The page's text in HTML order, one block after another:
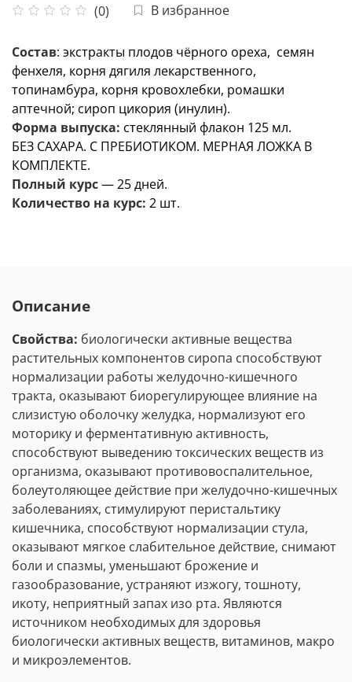
(0) В избранное
Состав: экстракты плодов чёрного ореха, семян
фенхеля, корня дягиля лекарственного,
топинамбура, корня кровохлебки, ромашки
аптечной; сироп цикория (инулин).
Форма выпуска: стеклянный флакон 125 мл.
БЕЗ САХАРА. С ПРЕБИОТИКОМ. МЕРНАЯ ЛОЖКА В
КОМПЛЕКТЕ.
Полный курс— 25 дней.
Количество на курс: 2 шт.
Описание
Свойства: биологически активные вещества
растительных компонентов сиропа способствуют
нормализации работы желудочно-кишечного
тракта, оказывают биорегулирующее влияние на
слизистую оболочку желудка, нормализуют его
моторику и ферментативную активность,
способствуют выведению токсических веществ из
организма, оказывают противовоспалительное,
болеутоляющее действие при желудочно-кишечных
заболеваниях, стимулируют перистальтику
кишечника, способствуют нормализации стула,
оказывают мягкое слабительное действие, снимают
боли и спазмы, уменьшают брожение и
газообразование, устраняют изжогу, тошноту,
икоту, неприятный запах изо рта. Являются
источником необходимых для здоровья
биологически активных веществ, витаминов, макро
и микроэлементов.